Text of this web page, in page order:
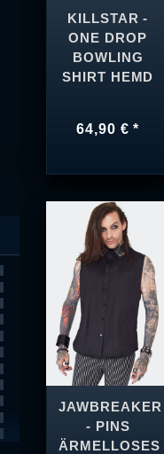
KILLSTAR -
ONE DROP
BOWLING
SHIRT HEMD
64,90 € *
JAWBREAKER
- PINS
ÄRMELLOSES